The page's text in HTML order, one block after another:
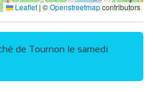
Leaflet | ©Openstreetmapcontributors
de Tournon le samedi